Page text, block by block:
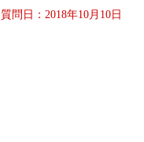
質問日：2018年10月10日